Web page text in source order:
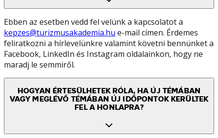
Ebben az esetben vedd fel velünk a kapcsolatot a
kepzes@turizmusakademia.hu e-mail címen. Érdemes
feliratkozni a hírlevelünkre valamint követni bennünket a
Facebook, LinkedIn és Instagram oldalainkon, hogy ne
maradj le semmiről.
HOGYAN ÉRTESÜLHETEK RÓLA, HA ÚJ TÉMÁBAN
VAGY MEGLÉVŐ TÉMÁBAN ÚJ IDŐPONTOK KERÜLTEK
FEL A HONLAPRA?